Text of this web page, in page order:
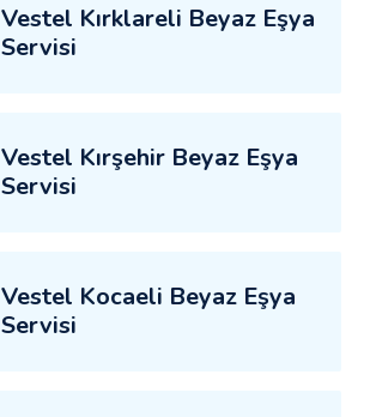
Vestel Kırklareli Beyaz Eşya
Servisi
Vestel Kırşehir Beyaz Eşya
Servisi
Vestel Kocaeli Beyaz Eşya
Servisi